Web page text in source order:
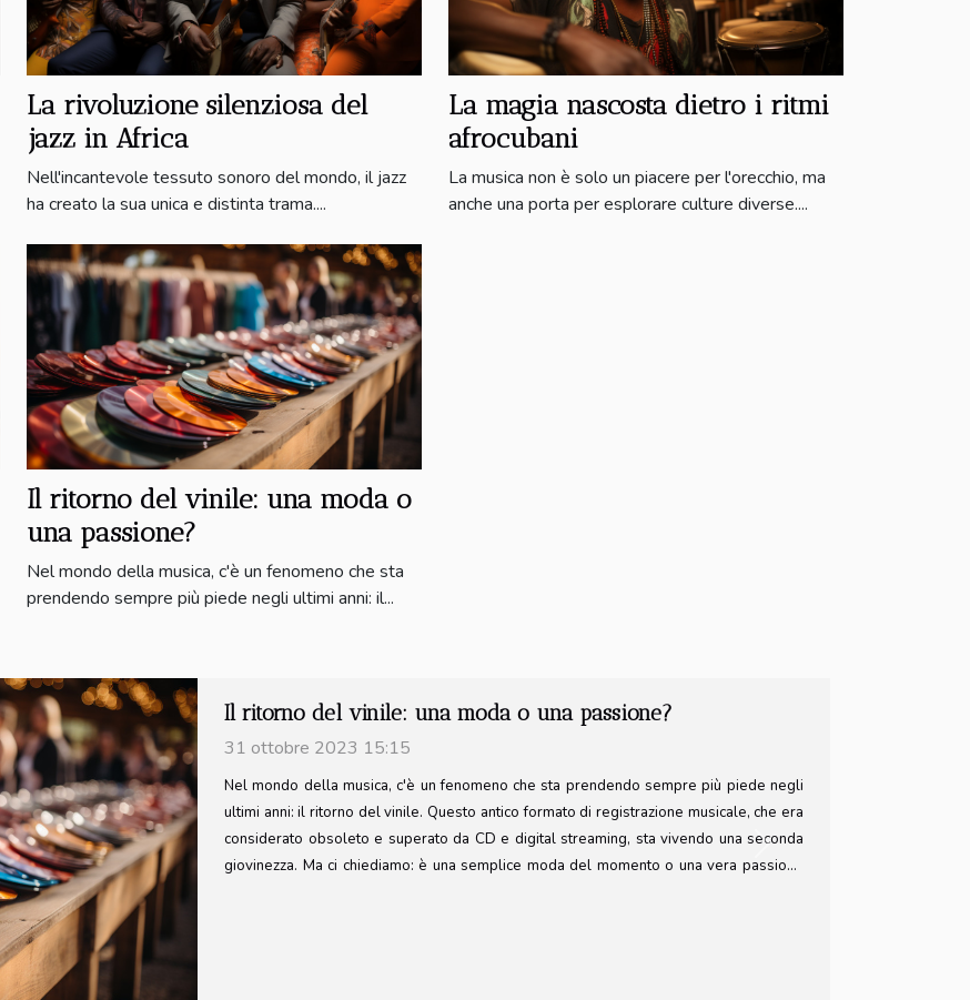
La rivoluzione silenziosa del
jazz in Africa
Nell'incantevole tessuto sonoro del mondo, il jazz
ha creato la sua unica e distinta trama....
La magia nascosta dietro i ritmi
afrocubani
La musica non è solo un piacere per l'orecchio, ma
anche una porta per esplorare culture diverse....
Il ritorno del vinile: una moda o
una passione?
Nel mondo della musica, c'è un fenomeno che sta
prendendo sempre più piede negli ultimi anni: il...
La fotografia astratta: tra realtà e immaginazione
31 ottobre 2023 15:15
La fotografia astratta, un universo affascinante dove la realtà si fonde con
l'immaginazione, offre un modo unico di interpretare il mondo che ci circonda. Questo
genere artistico trasforma il quotidiano in qualcosa di straordinario, spingendo il
pubblico a vedere oltre la superficie delle cose. Scoprirete come la fotografia astratta
Next